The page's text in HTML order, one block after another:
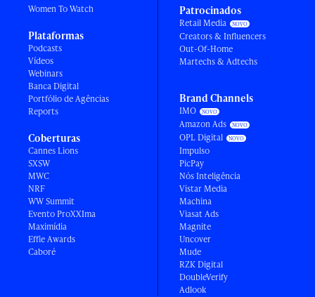
Women To Watch
Plataformas
Podcasts
Vídeos
Webinars
Banca Digital
Portfólio de Agências
Reports
Coberturas
Cannes Lions
SXSW
MWC
NRF
WW Summit
Evento ProXXIma
Maximídia
Effie Awards
Caboré
Patrocinados
Retail Media
Creators & Influencers
Out-Of-Home
Martechs & Adtechs
Brand Channels
IMO
Amazon Ads
OPL Digital
Impulso
PicPay
Nós Inteligência
Vistar Media
Machina
Viasat Ads
Magnite
Uncover
Mude
RZK Digital
DoubleVerify
Adlook